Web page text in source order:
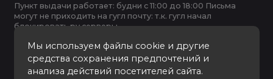
Мы используем файлы cookie и другие
средства сохранения предпочтений и
анализа действий посетителей сайта.
Пункт выдачи работает: будни с 11:00 до 18:00 Письма
могут не приходить на гугл почту: т.к. гугл начал
блокировать ру серверы